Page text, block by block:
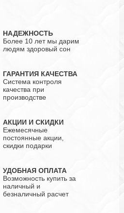
НАДЕЖНОСТЬ
Более 10 лет мы дарим
людям здоровый сон
ГАРАНТИЯ КАЧЕСТВА
Система контроля
качества при
производстве
АКЦИИ И СКИДКИ
Ежемесячные
постоянные акции,
скидки подарки
УДОБНАЯ ОПЛАТА
Возможность купить за
наличный и
безналичный расчет